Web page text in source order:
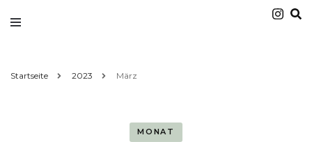
Startseite 2023 März
MONAT